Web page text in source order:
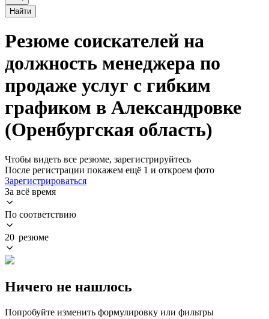
Найти
Резюме соискателей на
должность менеджера по
продаже услуг с гибким
графиком в Александровке
(Оренбургская область)
Чтобы видеть все резюме, зарегистрируйтесь
После регистрации покажем ещё 1 и откроем фото
Зарегистрироваться
За всё время
По соответствию
20 резюме
Ничего не нашлось
Попробуйте изменить формулировку или фильтры